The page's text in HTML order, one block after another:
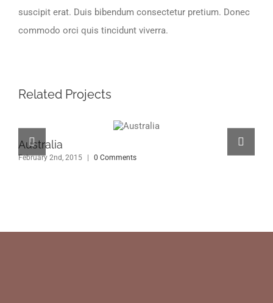
suscipit erat. Duis bibendum consectetur pretium. Donec
commodo orci quis tincidunt viverra.
Related Projects
Australia
February 2nd, 2015 | 0 Comments